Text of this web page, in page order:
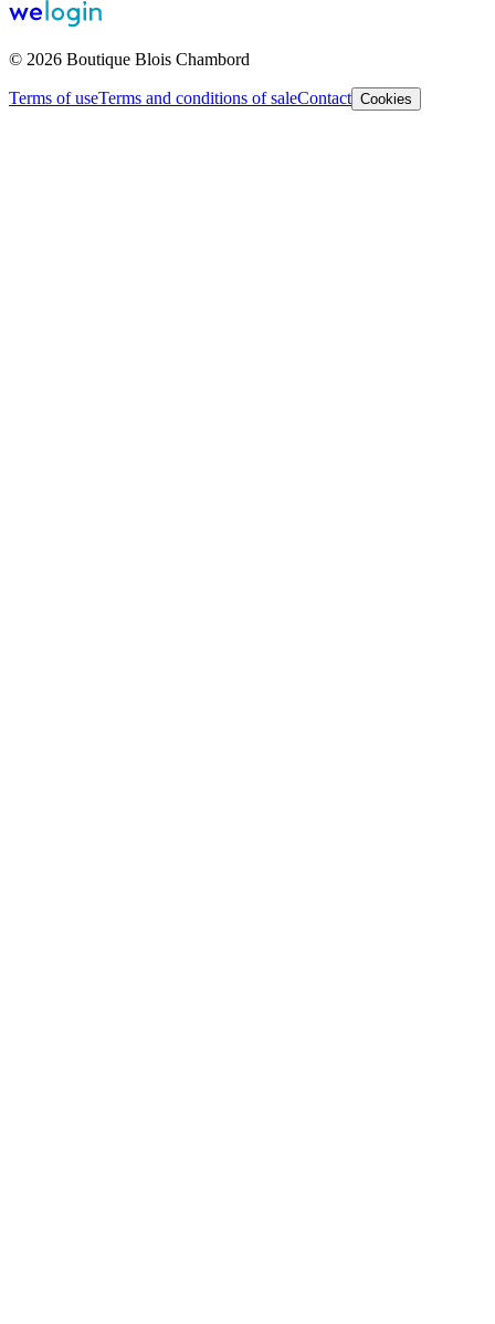
© 2026 Boutique Blois Chambord
Terms of useTerms and conditions of saleContact Cookies